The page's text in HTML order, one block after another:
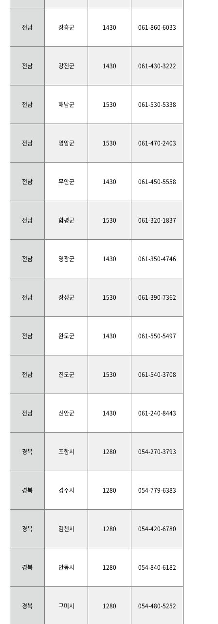
전남 장흥군 1430 061-860-6033
전남 강진군 1430 061-430-3222
전남 해남군 1530 061-530-5338
전남 영암군 1530 061-470-2403
전남 무안군 1430 061-450-5558
전남 함평군 1530 061-320-1837
전남 영광군 1430 061-350-4746
전남 장성군 1530 061-390-7362
전남 완도군 1430 061-550-5497
전남 진도군 1530 061-540-3708
전남 신안군 1430 061-240-8443
경북 포항시 1280 054-270-3793
경북 경주시 1280 054-779-6383
경북 김천시 1280 054-420-6780
경북 안동시 1280 054-840-6182
경북 구미시 1280 054-480-5252